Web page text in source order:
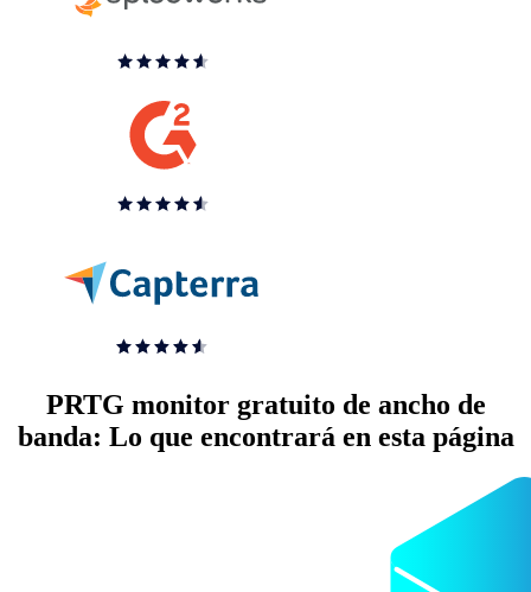
PRTG monitor gratuito de ancho de
banda: Lo que encontrará en esta página